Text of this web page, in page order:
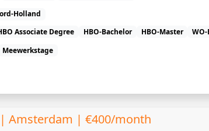
Holland
Associate Degree HBO-Bachelor HBO-Master
Meewerkstage
Amsterdam | €400/month